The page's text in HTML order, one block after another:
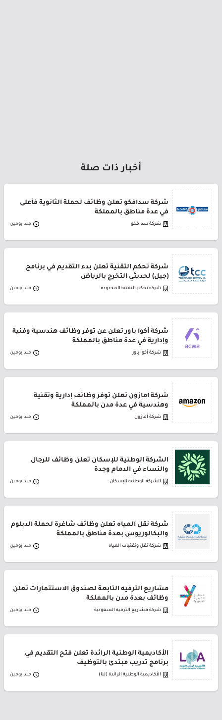
أخبار ذات صلة
شركة سدافكو تعلن وظائف لحملة الثانوية فأعلى
في عدة مناطق بالمملكة
شركة سدافكو منذ يومين
شركة تحكم التقنية تعلن بدء التقديم في برنامج
(جيل) لحديثي التخرج بالرياض
شركة تحكم التقنية المحدودة منذ يومين
شركة أكوا باور تعلن عن توفر وظائف هندسية وفنية
وإدارية في عدة مناطق بالمملكة
شركة أكوا باور منذ يومين
شركة أمازون تعلن توفر وظائف إدارية وتقنية
وهندسية في عدة مدن بالمملكة
شركة أمازون منذ يومين
الشركة الوطنية للإسكان تعلن وظائف للرجال
والنساء في الدمام وجدة
الشركة الوطنية للإسكان منذ يومين
شركة نقل المياه تعلن وظائف شاغرة لحملة الدبلوم
والبكالوريوس بعدة مناطق بالمملكة
شركة نقل وتقنيات المياه منذ يومين
مشاريع الترفيه التابعة لصندوق الاستثمارات تعلن
وظائف بعدة مدن بالمملكة
شركة مشاريع الترفيه السعودية منذ يومين
الأكاديمية الوطنية الرائدة تعلن فتح التقديم في
برنامج تدريب مبتدئ بالتوظيف
الأكاديمية الوطنية الرائدة (لنا) منذ يومين